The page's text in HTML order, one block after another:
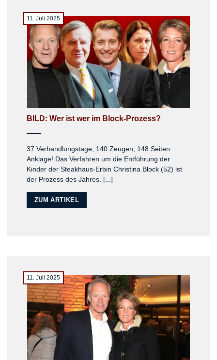
BILD: Wer ist wer im Block-Prozess?
11. Juli 2025
37 Verhandlungstage, 140 Zeugen, 148 Seiten
Anklage! Das Verfahren um die Entführung der
Kinder der Steakhaus-Erbin Christina Block (52) ist
der Prozess des Jahres. [...]
ZUM ARTIKEL
11. Juli 2025